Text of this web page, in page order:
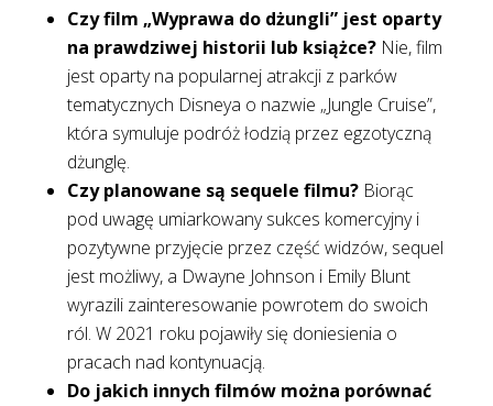
Czy film „Wyprawa do dżungli” jest oparty
na prawdziwej historii lub książce?Nie, film
jest oparty na popularnej atrakcji z parków
tematycznych Disneya o nazwie „Jungle Cruise”,
która symuluje podróż łodzią przez egzotyczną
dżunglę.
Czy planowane są sequele filmu?Biorąc
pod uwagę umiarkowany sukces komercyjny i
pozytywne przyjęcie przez część widzów, sequel
jest możliwy, a Dwayne Johnson i Emily Blunt
wyrazili zainteresowanie powrotem do swoich
ról. W 2021 roku pojawiły się doniesienia o
pracach nad kontynuacją.
Do jakich innych filmów można porównać